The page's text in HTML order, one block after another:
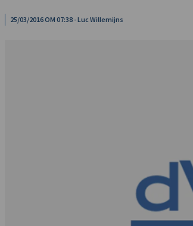
25/03/2016 OM 07:38 - Luc Willemijns